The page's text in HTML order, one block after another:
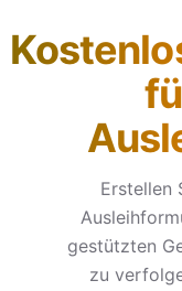
ANMELDEN
Erstellen
gestützten
zu